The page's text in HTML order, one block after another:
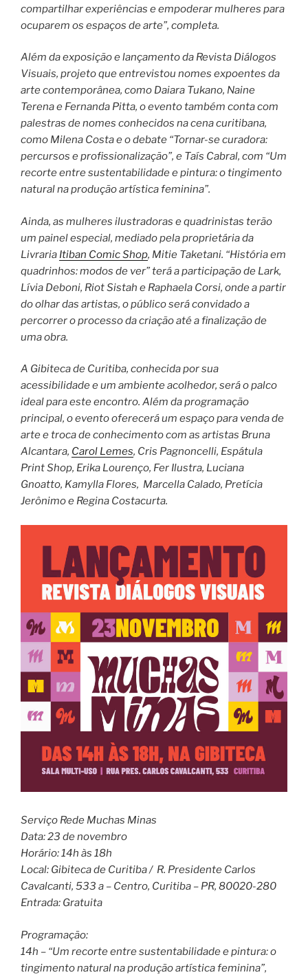
compartilhar experiências e empoderar mulheres para
ocuparem os espaços de arte”, completa.
Além da exposição e lançamento da Revista Diálogos
Visuais, projeto que entrevistou nomes expoentes da
arte contemporânea, como Daiara Tukano, Naine
Terena e Fernanda Pitta, o evento também conta com
palestras de nomes conhecidos na cena curitibana,
como Milena Costa e o debate “Tornar-se curadora:
percursos e profissionalização”, e Taís Cabral, com “Um
recorte entre sustentabilidade e pintura: o tingimento
natural na produção artística feminina”.
Ainda, as mulheres ilustradoras e quadrinistas terão
um painel especial, mediado pela proprietária da
Livraria Itiban Comic Shop, Mitie Taketani. “História em
quadrinhos: modos de ver” terá a participação de Lark,
Lívia Deboni, Riot Sistah e Raphaela Corsi, onde a partir
do olhar das artistas, o público será convidado a
percorrer o processo da criação até a finalização de
uma obra.
A Gibiteca de Curitiba, conhecida por sua
acessibilidade e um ambiente acolhedor, será o palco
ideal para este encontro. Além da programação
principal, o evento oferecerá um espaço para venda de
arte e troca de conhecimento com as artistas Bruna
Alcantara, Carol Lemes, Cris Pagnoncelli, Espátula
Print Shop, Erika Lourenço, Fer Ilustra, Luciana
Gnoatto, Kamylla Flores, Marcella Calado, Pretícia
Jerônimo e Regina Costacurta.
Serviço Rede Muchas Minas
Data: 23 de novembro
Horário: 14h às 18h
Local: Gibiteca de Curitiba / R. Presidente Carlos
Cavalcanti, 533 a – Centro, Curitiba – PR, 80020-280
Entrada: Gratuita
Programação:
14h – “Um recorte entre sustentabilidade e pintura: o
tingimento natural na produção artística feminina”,